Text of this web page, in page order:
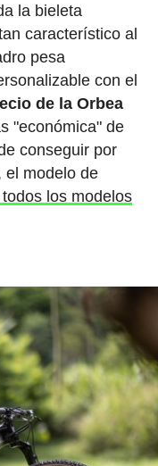
la bieleta
característico al
pesa
con el
de la Orbea
"económica" de
conseguir por
el modelo de
los modelos